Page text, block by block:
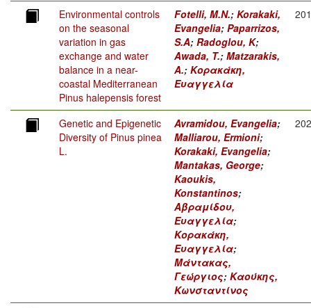
Environmental controls
on the seasonal
variation in gas
exchange and water
balance in a near-
coastal Mediterranean
Pinus halepensis forest
Fotelli, M.N.; Korakaki,
Evangelia; Paparrizos,
S.A; Radoglou, K;
Awada, T.; Matzarakis,
A.; Κορακάκη,
Ευαγγελία
Genetic and Epigenetic
Diversity of Pinus pinea
L.
Avramidou, Evangelia;
Malliarou, Ermioni;
Korakaki, Evangelia;
Mantakas, George;
Kaoukis,
Konstantinos;
Αβραμίδου,
Ευαγγελία;
Κορακάκη,
Ευαγγελία;
Μάντακας,
Γεώργιος; Καούκης,
Κωνσταντίνος